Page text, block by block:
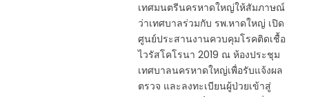
เทศมนตรีนครหาดใหญ่ให้สัมภาษณ์
ว่าเทศบาลร่วมกับ รพ.หาดใหญ่ เปิด
ศูนย์ประสานงานควบคุมโรคติดเชื้อ
ไวรัสโคโรนา 2019 ณ ห้องประชุม
เทศบาลนครหาดใหญ่เพื่อรับแจ้งผล
ตรวจ และลงทะเบียนผู้ป่วยเข้าสู่